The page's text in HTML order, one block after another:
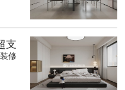
支
修